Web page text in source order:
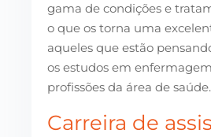
gama de condições e
o que os torna uma
aqueles que estão
os estudos em
profissões da área de saúde.
Carreira de